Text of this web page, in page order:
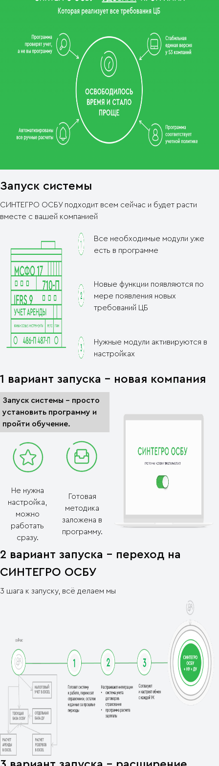
Запуск системы
СИНТЕГРО ОСБУ подходит всем сейчас и будет расти
вместе с вашей компанией
Все необходимые модули уже
есть в программе
Новые функции появляются по
мере появления новых
требований ЦБ
Нужные модули активируются в
настройках
1 вариант запуска - новая компания
Запуск системы – просто
установить программу и
пройти обучение.
Не нужна
настройка,
можно
работать
сразу.
Готовая
методика
заложена в
программу.
2 вариант запуска - переход на
СИНТЕГРО ОСБУ
3 шага к запуску, всё делаем мы